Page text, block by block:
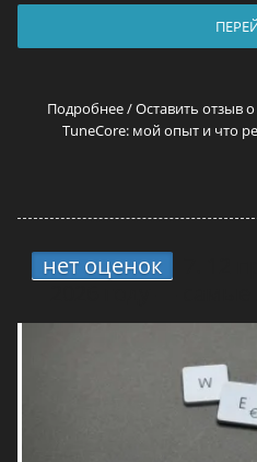
Подробнее / Оставить отзыв
TuneCore: мой опыт и что
нет оценок